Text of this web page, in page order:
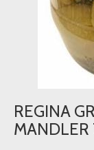
REGINA
MANDLER